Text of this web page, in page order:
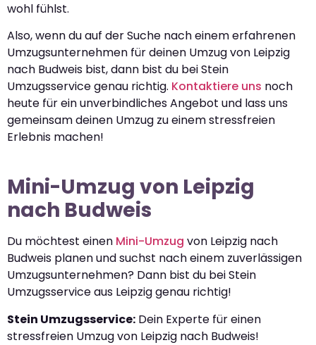
wohl fühlst.
Also, wenn du auf der Suche nach einem erfahrenen
Umzugsunternehmen für deinen Umzug von Leipzig
nach Budweis bist, dann bist du bei Stein
Umzugsservice genau richtig. Kontaktiere uns noch
heute für ein unverbindliches Angebot und lass uns
gemeinsam deinen Umzug zu einem stressfreien
Erlebnis machen!
Mini-Umzug von Leipzig
nach Budweis
Du möchtest einen Mini-Umzug von Leipzig nach
Budweis planen und suchst nach einem zuverlässigen
Umzugsunternehmen? Dann bist du bei Stein
Umzugsservice aus Leipzig genau richtig!
Stein Umzugsservice: Dein Experte für einen
stressfreien Umzug von Leipzig nach Budweis!